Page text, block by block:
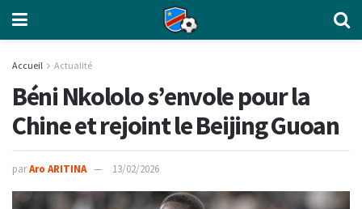
Accueil Actualité
Béni Nkololo s’envole pour la
Chine et rejoint le Beijing Guoan
parAro ARITINA 13/02/2026